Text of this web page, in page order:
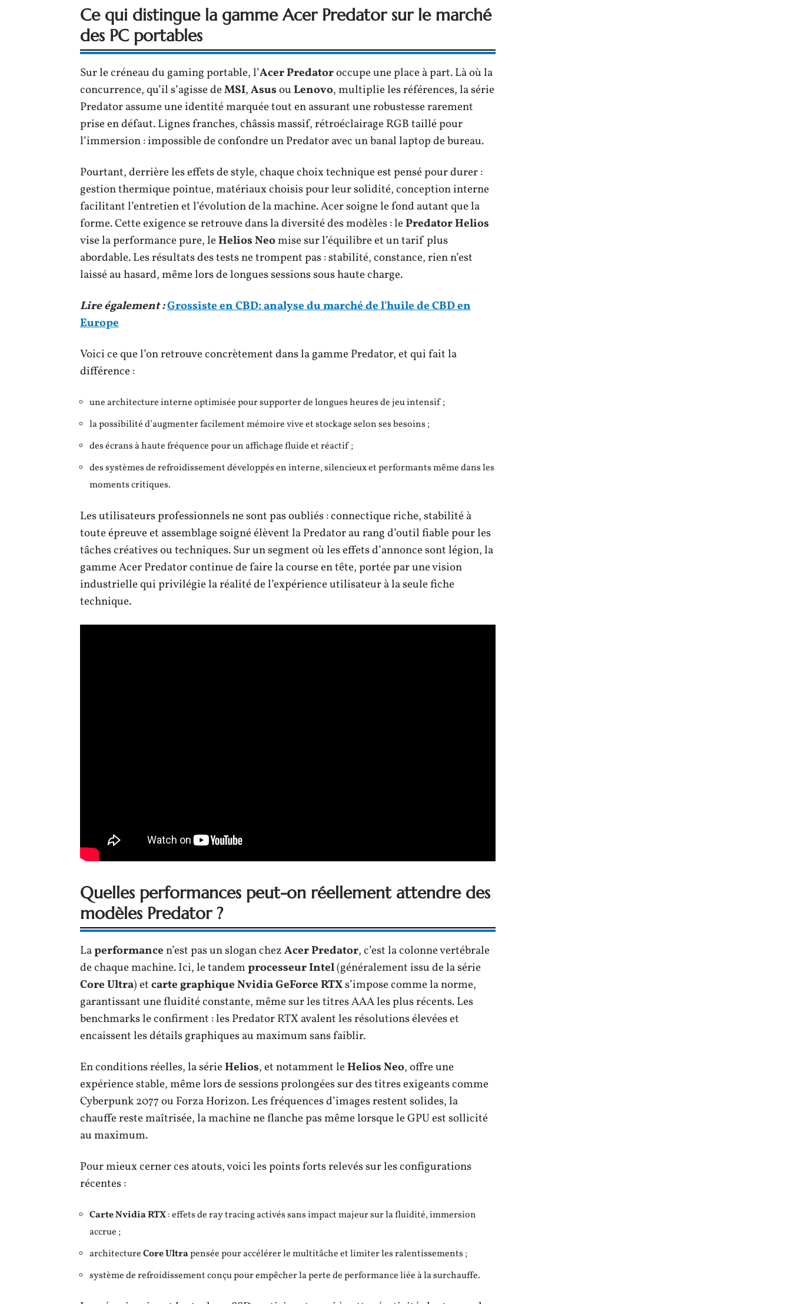
Ce qui distingue la gamme Acer Predator sur le marché
des PC portables
Sur le créneau du gaming portable, l’Acer Predatoroccupe une place à part. Là où la
concurrence, qu’il s’agisse deMSI,AsusouLenovo, multiplie les références, la série
Predator assume une identité marquée tout en assurant une robustesse rarement
prise en défaut. Lignes franches, châssis massif, rétroéclairage RGB taillé pour
l’immersion : impossible de confondre un Predator avec un banal laptop de bureau.
Pourtant, derrière les effets de style, chaque choix technique est pensé pour durer :
gestion thermique pointue, matériaux choisis pour leur solidité, conception interne
facilitant l’entretien et l’évolution de la machine. Acer soigne le fond autant que la
forme. Cette exigence se retrouve dans la diversité des modèles : lePredator Helios
vise la performance pure, leHelios Neomise sur l’équilibre et un tarif plus
abordable. Les résultats des tests ne trompent pas : stabilité, constance, rien n’est
laissé au hasard, même lors de longues sessions sous haute charge.
Lire également :Grossiste en CBD: analyse du marché de l'huile de CBD en
Europe
Voici ce que l’on retrouve concrètement dans la gamme Predator, et qui fait la
différence :
une architecture interne optimisée pour supporter de longues heures de jeu intensif ;
la possibilité d’augmenter facilement mémoire vive et stockage selon ses besoins ;
des écrans à haute fréquence pour un affichage fluide et réactif ;
des systèmes de refroidissement développés en interne, silencieux et performants même dans les
moments critiques.
Les utilisateurs professionnels ne sont pas oubliés : connectique riche, stabilité à
toute épreuve et assemblage soigné élèvent la Predator au rang d’outil fiable pour les
tâches créatives ou techniques. Sur un segment où les effets d’annonce sont légion, la
gamme Acer Predator continue de faire la course en tête, portée par une vision
industrielle qui privilégie la réalité de l’expérience utilisateur à la seule fiche
technique.
Quelles performances peut-on réellement attendre des
modèles Predator ?
Laperformancen’est pas un slogan chezAcer Predator, c’est la colonne vertébrale
de chaque machine. Ici, le tandemprocesseur Intel(généralement issu de la série
Core Ultra) etcarte graphique Nvidia GeForce RTXs’impose comme la norme,
garantissant une fluidité constante, même sur les titres AAA les plus récents. Les
benchmarks le confirment : les Predator RTX avalent les résolutions élevées et
encaissent les détails graphiques au maximum sans faiblir.
En conditions réelles, la sérieHelios, et notamment leHelios Neo, offre une
expérience stable, même lors de sessions prolongées sur des titres exigeants comme
Cyberpunk 2077 ou Forza Horizon. Les fréquences d’images restent solides, la
chauffe reste maîtrisée, la machine ne flanche pas même lorsque le GPU est sollicité
au maximum.
Pour mieux cerner ces atouts, voici les points forts relevés sur les configurations
récentes :
Carte Nvidia RTX: effets de ray tracing activés sans impact majeur sur la fluidité, immersion
accrue ;
architectureCore Ultrapensée pour accélérer le multitâche et limiter les ralentissements ;
système de refroidissement conçu pour empêcher la perte de performance liée à la surchauffe.